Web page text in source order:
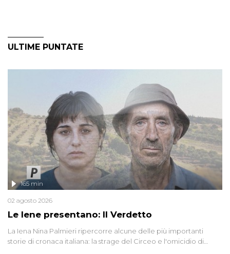
ULTIME PUNTATE
Le Iene presentano: Il Verdetto
165 min
02 agosto 2026
La Iena Nina Palmieri ripercorre alcune delle più importanti
storie di cronaca italiana: la strage del Circeo e l'omicidio di